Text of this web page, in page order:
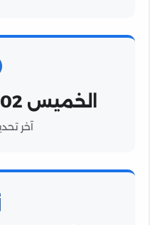
الخميس 02 - يوليو - 2026
آخر